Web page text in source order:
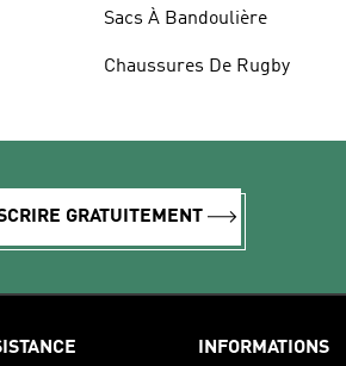
Sacs À Bandoulière
Chaussures De Rugby
GRATUITEMENT
INFORMATIONS